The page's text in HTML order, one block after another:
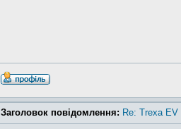
Заголовок повідомлення: Re: Trexa EV